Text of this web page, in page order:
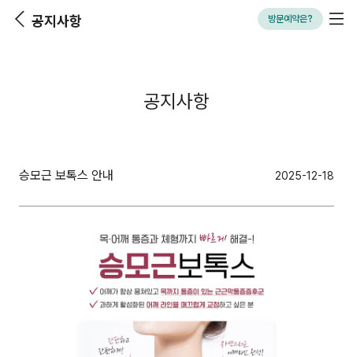
123스텝업 병원
공지사항 방문예약은?
공지사항
승모근 보톡스 안내 2025-12-18